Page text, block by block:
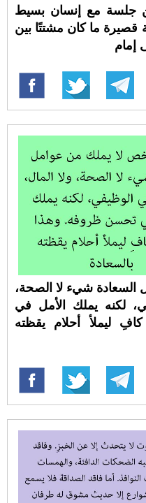
جلسة مع إنسان بسيط
قصيرة ما كان مشتتًا بين
شيء لا الصحة،
لكنه يملك الأمل في
ليملأ أحلام يقظته